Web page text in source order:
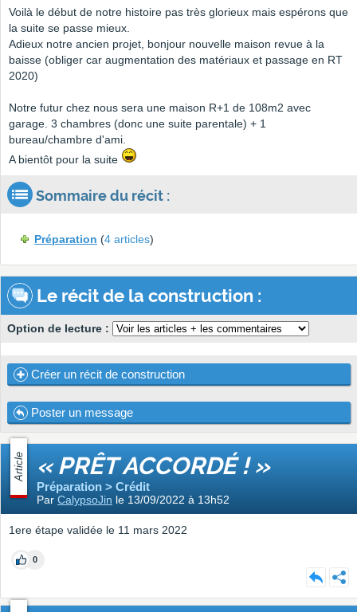
Voilà le début de notre histoire pas très glorieux mais espérons que
la suite se passe mieux.
Adieux notre ancien projet, bonjour nouvelle maison revue à la
baisse (obliger car augmentation des matériaux et passage en RT
2020)
Notre futur chez nous sera une maison R+1 de 108m2 avec
garage. 3 chambres (donc une suite parentale) + 1
bureau/chambre d'ami.
A bientôt pour la suite
Sommaire du récit :
Préparation (4 articles)
Le récit de la construction :
Option de lecture :
Créer un récit de construction
Poster un message
Article « PRÊT ACCORDÉ ! »
Préparation > Crédit
Par CalypsoJin le 13/09/2022 à 13h52
1ere étape validée le 11 mars 2022
0